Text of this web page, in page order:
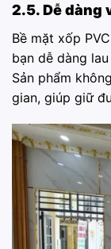
2.5. Dễ dàng
Bề mặt xốp
bạn dễ dàng
Sản phẩm
gian, giúp giữ